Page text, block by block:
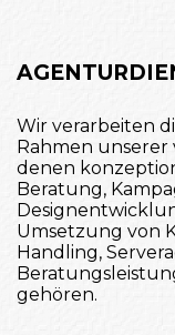
Wir verarbeiten
Rahmen
denen
Beratung,
Umsetzung von
Handling,
gehören.